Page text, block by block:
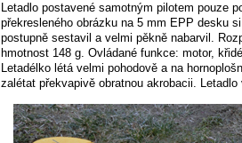
Letadlo postavené samotným pilotem pouze
překresleného obrázku na 5 mm EPP desku
postupně sestavil a velmi pěkně nabarvil.
hmotnost 148 g. Ovládané funkce: motor,
Letadélko létá velmi pohodově a na
zalétat překvapivě obratnou akrobacii.